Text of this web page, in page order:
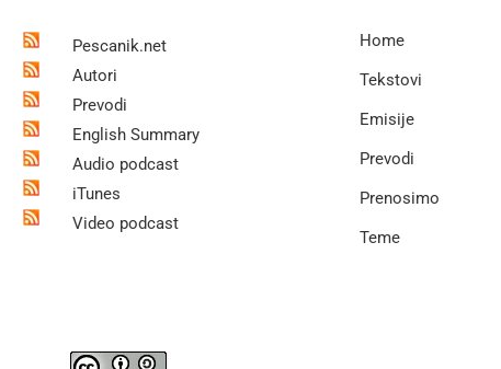
Pescanik.net
Autori
Prevodi
English Summary
Audio podcast
iTunes
Video podcast
Home
Tekstovi
Emisije
Prevodi
Prenosimo
Teme